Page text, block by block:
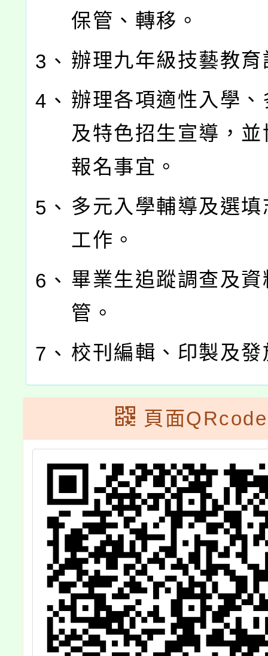
保管、轉移。
3、 辦理九年級技藝教
4、 辦理各項適性入學
及特色招生宣導，
報名事宜。
5、 多元入學輔導及選
工作。
6、 畢業生追蹤調查及
管。
7、 校刊編輯、印製及發
頁面QRcode